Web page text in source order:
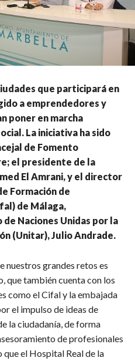
que participará en
a emprendedores y
poner en marcha
La iniciativa ha sido
de Fomento
el presidente de la
El Amrani, y el director
Formación de
de Málaga,
Naciones Unidas por la
(Unitar), Julio Andrade.
nuestros grandes retos es
que también cuenta con los
como el Cifal y la embajada
el impulso de ideas de
la ciudadanía, de forma
de profesionales
que el Hospital Real de la